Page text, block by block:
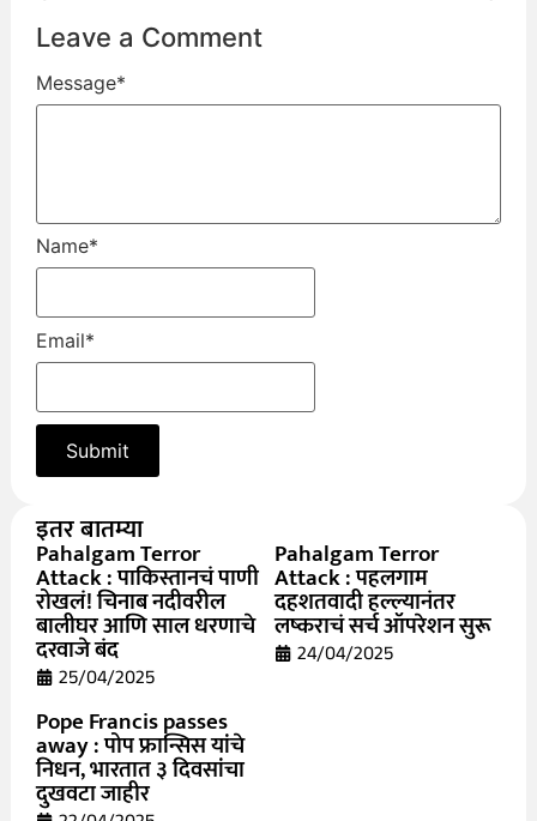
Leave a Comment
Message*
Name*
Email*
इतर बातम्या
Pahalgam Terror
Attack : पाकिस्तानचं पाणी
रोखलं! चिनाब नदीवरील
बालीघर आणि साल धरणाचे
दरवाजे बंद
25/04/2025
Pahalgam Terror
Attack : पहलगाम
दहशतवादी हल्ल्यानंतर
लष्कराचं सर्च ऑपरेशन सुरू
24/04/2025
Pope Francis passes
away : पोप फ्रान्सिस यांचे
निधन, भारतात ३ दिवसांचा
दुखवटा जाहीर